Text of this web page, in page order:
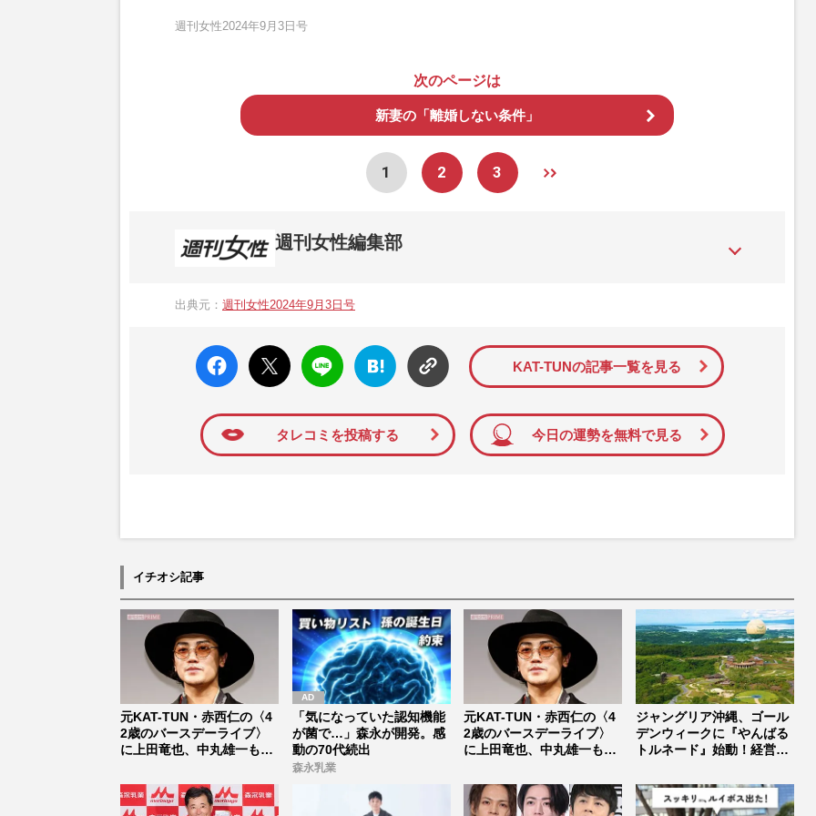
週刊女性2024年9月3日号
次のページは
新妻の「離婚しない条件」
1 2 3
週刊女性編集部
母”が抱える400万円超の“借金トラブル”」報道をスクープ。この一報から約2か月後、宮内庁は結婚延期を
出典元： 週刊女性2024年9月3日号
faceboo
k いい
ね
X ポス
ト
LINE
はてな
ブック
マーク
KAT-TUNの記事一覧を見る
タレコミを投稿する 今日の運勢を無料で見る
イチオシ記事
元KAT-TUN・赤西仁の〈4
2歳のバースデーライブ〉
に上田竜也、中丸雄一も参
「気になっていた認知機能
が菌で…」森永が開発。感
動の70代続出
森永乳業
元KAT-TUN・赤西仁の〈4
2歳のバースデーライブ〉
に上田竜也、中丸雄一も参
ジャングリア沖縄、ゴール
デンウィークに『やんばる
トルネード』始動！経営不